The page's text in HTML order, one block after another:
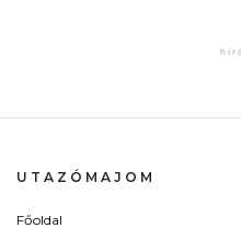
UTAZÓMAJOM
Főoldal